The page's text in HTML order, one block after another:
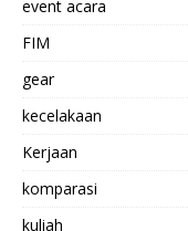
event acara
FIM
gear
kecelakaan
Kerjaan
komparasi
kuliah